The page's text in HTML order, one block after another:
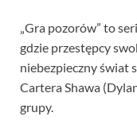
„Gra pozorów” to
gdzie przestępcy
niebezpieczny świat
Cartera Shawa
grupy.